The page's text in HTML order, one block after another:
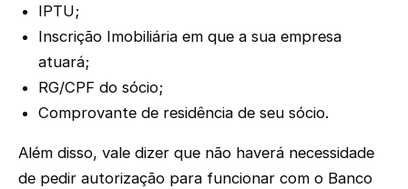
IPTU;
Inscrição Imobiliária em que a sua empresa
atuará;
RG/CPF do sócio;
Comprovante de residência de seu sócio.
Além disso, vale dizer que não haverá necessidade
de pedir autorização para funcionar com o Banco